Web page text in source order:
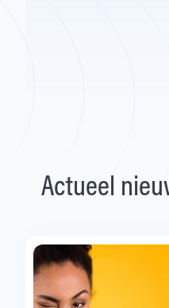
Actueel